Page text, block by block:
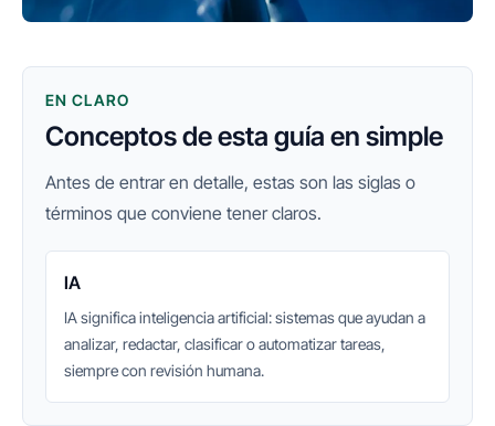
EN CLARO
Conceptos de esta guía en simple
Antes de entrar en detalle, estas son las siglas o
términos que conviene tener claros.
IA
IA significa inteligencia artificial: sistemas que ayudan a
analizar, redactar, clasificar o automatizar tareas,
siempre con revisión humana.